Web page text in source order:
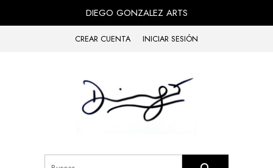
DIEGO GONZALEZ ARTS
CREAR CUENTA INICIAR SESIÓN